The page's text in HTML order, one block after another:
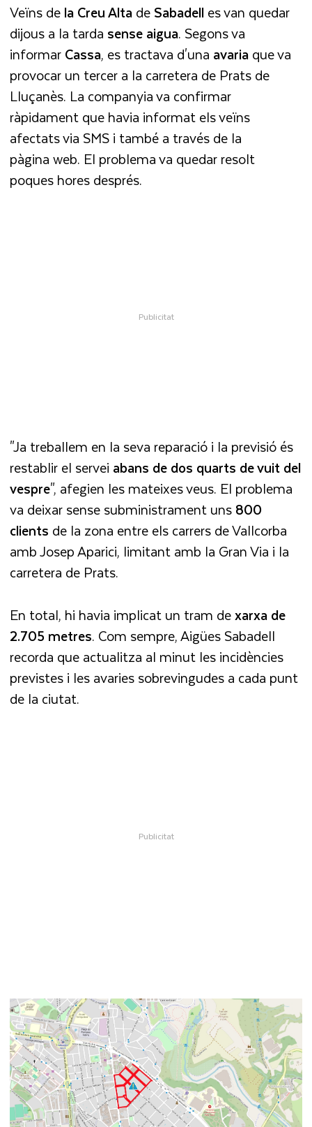
Veïns dela Creu AltadeSabadelles van quedar
dijous a la tarda senseaigua. Segons va
informarCassa, es tractava d'una avariaque va
provocar un tercer a la carretera de Prats de
Lluçanès. La companyia va confirmar
ràpidament que havia informat els veïns
afectats via SMS i també a través de la
pàgina web. El problema va quedar resolt
poques hores després.
"Ja treballem en la seva reparació i la previsió és
restablir el servei abans de dos quarts de vuit del
vespre", afegien les mateixes veus. El problema
va deixar sense subministrament uns800
clients de la zona entre els carrers de Vallcorba
amb Josep Aparici, limitant amb la Gran Via i la
carretera de Prats.
En total, hi havia implicat un tram dexarxa de
2.705 metres. Com sempre, Aigües Sabadell
recorda que actualitza al minut les incidències
previstes i les avaries sobrevingudes a cada punt
de la ciutat.